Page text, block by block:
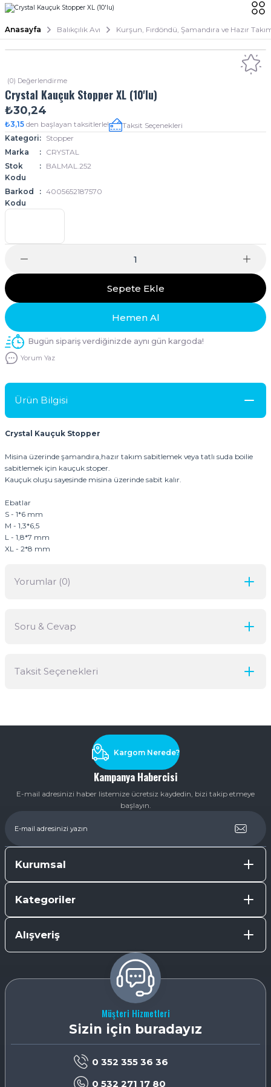
Anasayfa Balıkçılık Avı Kurşun, Fırdöndü, Şamandıra ve Hazır
(0) Değerlendirme
Crystal Kauçuk Stopper XL (10'lu)
₺30,24
₺3,15 den başlayan taksitlerle!
Taksit Seçenekleri
Kategori
Stopper
Marka
CRYSTAL
Stok
Kodu
BALMAL.252
Barkod
Kodu
4005652187570
Sepete Ekle
Hemen Al
Bugün sipariş verdiğinizde aynı gün kargoda!
Yorum Yaz
Ürün Bilgisi
Crystal Kauçuk Stopper
Misina üzerinde şamandıra,hazır takım sabitlemek veya tatlı suda boilie
sabitlemek için kauçuk stoper.
Kauçuk oluşu sayesinde misina üzerinde sabit kalır.
Ebatlar
S - 1*6 mm
M - 1,3*6,5
L - 1,8*7 mm
XL - 2*8 mm
Yorumlar (0)
Soru & Cevap
Taksit Seçenekleri
Kampanya Habercisi
E-mail adresinizi haber listemize ücretsiz kaydedin, bizi takip etmeye
başlayın.
Kargom Nerede?
Kurumsal
Kategoriler
Alışveriş
Müşteri Hizmetleri
Sizin için buradayız
0 352 355 36 36
0 532 271 17 80